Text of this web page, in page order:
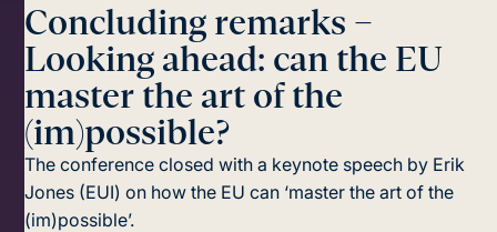
Concluding remarks –
Looking ahead: can the EU
master the art of the
(im)possible?
The conference closed with a keynote speech by Erik
Jones (EUI) on how the EU can ‘master the art of the
(im)possible’.